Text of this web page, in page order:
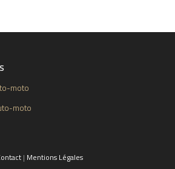
moto
moto
| Mentions Légales